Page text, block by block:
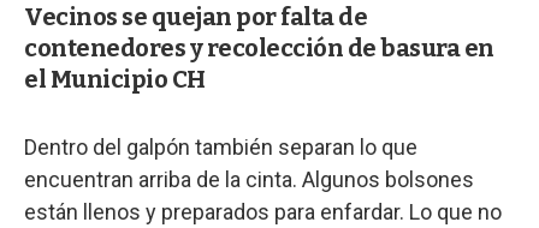
Vecinos se quejan por falta de
contenedores y recolección de basura en
el Municipio CH
Dentro del galpón también separan lo que
encuentran arriba de la cinta. Algunos bolsones
están llenos y preparados para enfardar. Lo que no